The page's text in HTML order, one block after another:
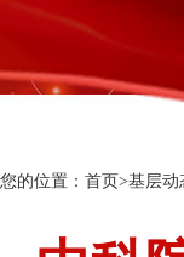
您的位置： 首页>基层动